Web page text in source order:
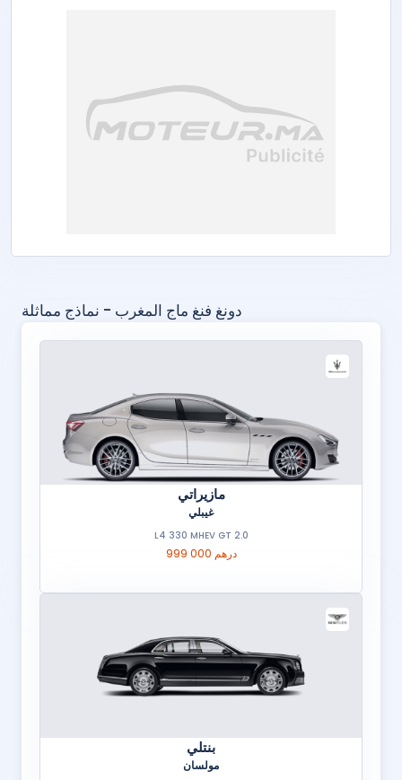
دونغ فنغ ماج المغرب - نماذج مماثلة
مازيراتي
غيبلي
2.0 L4 330 MHEV GT
999 000 درهم
بنتلي
مولسان